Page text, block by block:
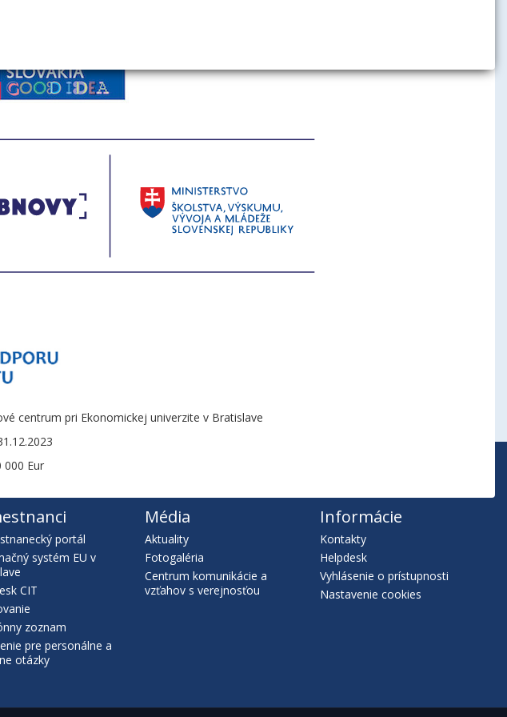
centrum pri Ekonomickej univerzite v Bratislave
000 Eur
portál
systém EU v
CIT
zoznam
pre personálne a
otázky
Média
Aktuality
Fotogaléria
Centrum komunikácie a
vzťahov s verejnosťou
Informácie
Kontakty
Helpdesk
Vyhlásenie o prístupnosti
Nastavenie cookies